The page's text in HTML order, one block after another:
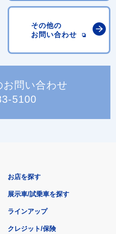
その他の
お問い合わせ
お問い合わせ
5100
お店を探す
展示車/試乗車を探す
ラインアップ
クレジット/保険